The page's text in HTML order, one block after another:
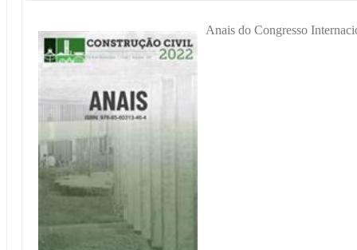
Anais do Congresso